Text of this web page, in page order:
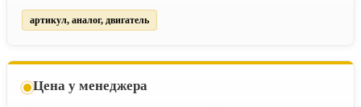
артикул, аналог, двигатель
Цена у менеджера